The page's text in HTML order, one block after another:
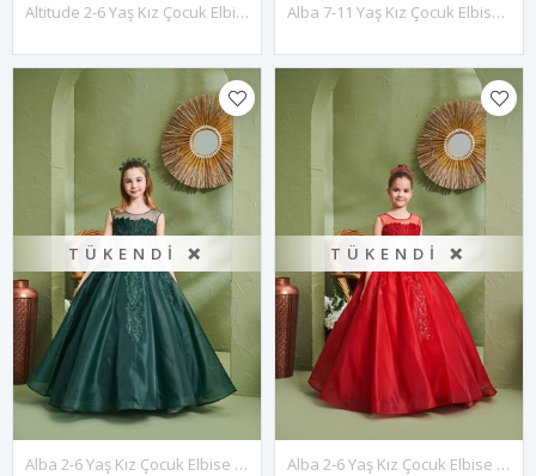
Altitude 2-6 Yaş Kız Çocuk Elbise 20159 Lila Alba 7-11 Yaş Kız Çocuk Elbise 30158 Yeşil
TÜKENDI ❌
Alba 2-6 Yaş Kız Çocuk Elbise 20158 Yeşil
TÜKENDI ❌
Alba 2-6 Yaş Kız Çocuk Elbise 20158 Kırmızı